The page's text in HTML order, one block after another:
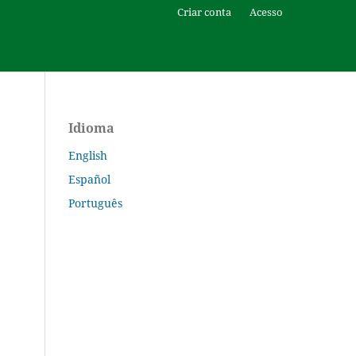
Criar conta Acesso
Idioma
English
Español
Português